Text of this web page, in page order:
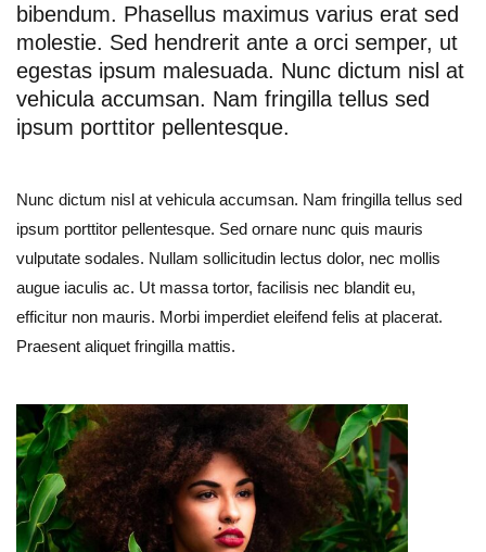
bibendum. Phasellus maximus varius erat sed
molestie. Sed hendrerit ante a orci semper, ut
egestas ipsum malesuada. Nunc dictum nisl at
vehicula accumsan. Nam fringilla tellus sed
ipsum porttitor pellentesque.
Nunc dictum nisl at vehicula accumsan. Nam fringilla tellus sed
ipsum porttitor pellentesque. Sed ornare nunc quis mauris
vulputate sodales. Nullam sollicitudin lectus dolor, nec mollis
augue iaculis ac. Ut massa tortor, facilisis nec blandit eu,
efficitur non mauris. Morbi imperdiet eleifend felis at placerat.
Praesent aliquet fringilla mattis.